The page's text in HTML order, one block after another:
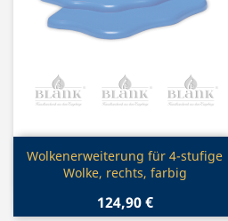
Vorschau
Wolkenerweiterung für 4-stufige
Wolke, rechts, farbig
124,90 €